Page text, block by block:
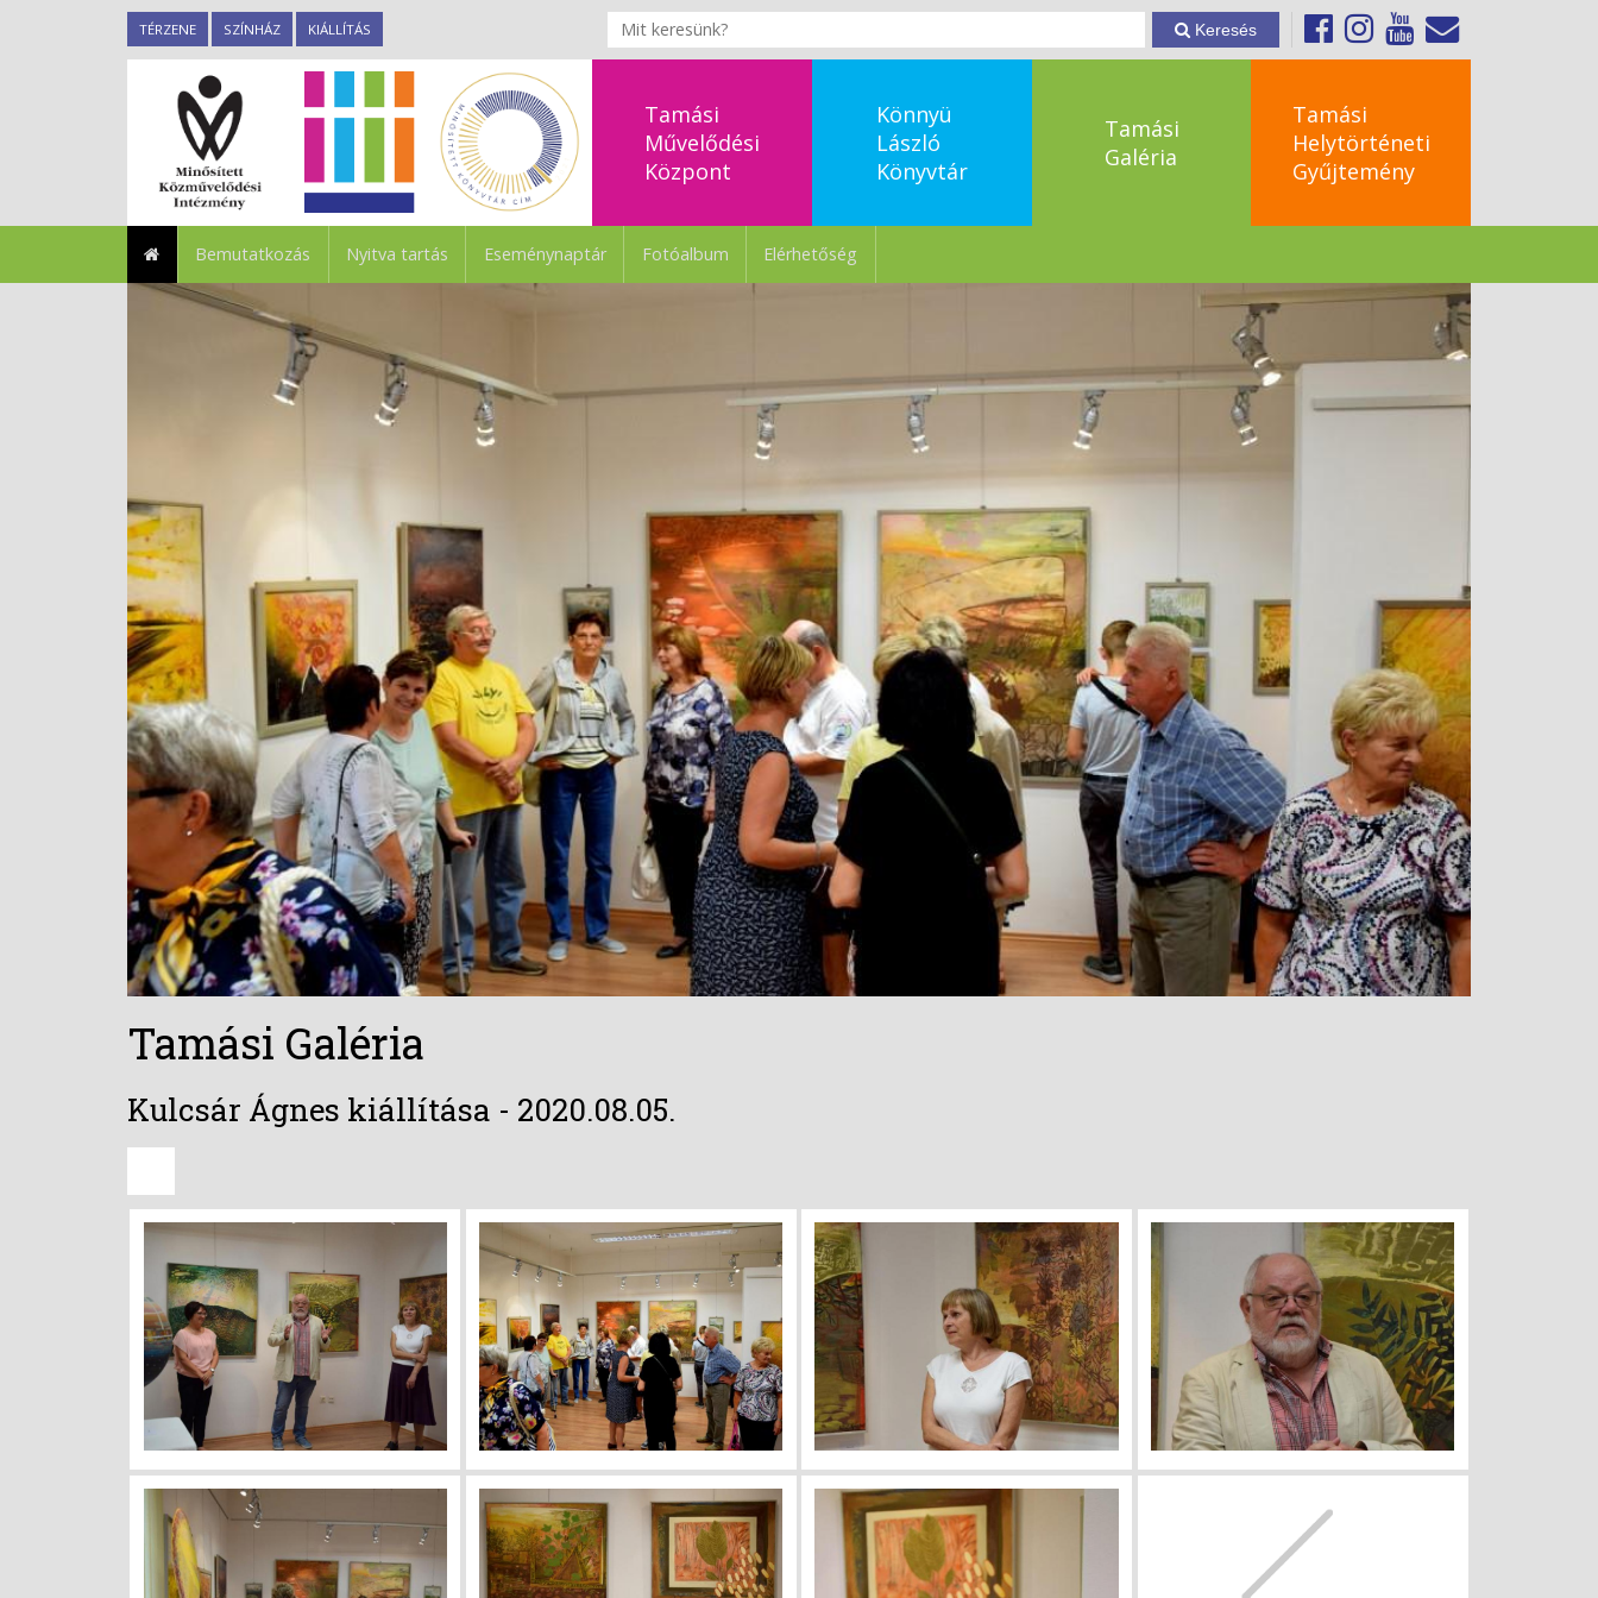
TÉRZENE SZÍNHÁZ KIÁLLÍTÁS Keresés
Tamási
Művelődési
Központ
Könnyü
László
Könyvtár
Tamási
Galéria
Tamási
Helytörténeti
Gyűjtemény
Bemutatkozás Nyitva tartás Eseménynaptár Fotóalbum Elérhetőség
Tamási Galéria
Kulcsár Ágnes kiállítása - 2020.08.05.